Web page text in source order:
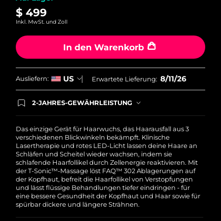
$ 499
Inkl. MwSt. und Zoll
In den Warenkorb
Ausliefern: US Erwartete Lieferung: 8/11/26
2-JAHRES-GEWÄHRLEISTUNG
innerhalb eines Jahres ab Kaufdatum Anlass zur
Beanstandung deines FOREO-Produktes haben
solltest, bekommst du dieses Produkt von
FOREO gratis ersetzt.
Das einzige Gerät für Haarwuchs, das Haarausfall aus 3
verschiedenen Blickwinkeln bekämpft. Klinische
Lasertherapie und rotes LED-Licht lassen deine Haare an
Schläfen und Scheitel wieder wachsen, indem sie
schlafende Haarfollikel durch Zellenergie reaktivieren. Mit
der T-Sonic™-Massage löst FAQ™ 302 Ablagerungen auf
der Kopfhaut, befreit die Haarfollikel von Verstopfungen
und lässt flüssige Behandlungen tiefer eindringen - für
eine bessere Gesundheit der Kopfhaut und Haar sowie für
spürbar dickere und längere Strähnen.
Taiwan
Thailand
Türkei Erwartete Lieferung ১১/৮/২৬
Vereinigte Arabische
Emirate
Erwartete Lieferung১১/৮/২৬
Vereinigtes
Königreich
Vereinigte Staaten Erwartete Lieferung
Usbekistan Erwartete Lieferung১৫/৮/২৬
Vietnam Erwartete Lieferung১৬/৮/২৬